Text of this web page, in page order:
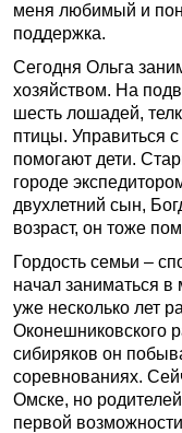
меня любимый и
поддержка.
Сегодня Ольга
хозяйством. На
шесть лошадей,
птицы. Управиться
помогают дети.
городе
двухлетний сын,
возраст, он тоже
Гордость семьи –
начал заниматься в
уже несколько лет
Оконешниковского
сибиряков он
соревнованиях.
Омске, но
первой